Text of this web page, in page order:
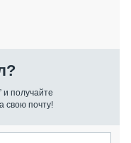
и получайте
свою почту!